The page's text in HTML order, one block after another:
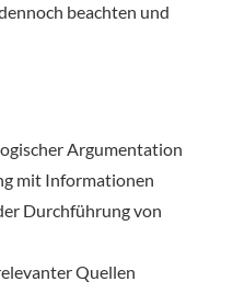
beachten und
Argumentation
mit Informationen
Durchführung von
Quellen